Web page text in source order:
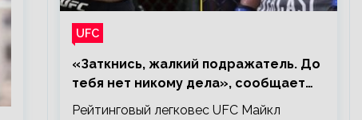
UFC
«Заткнись, жалкий подражатель. До
тебя нет никому дела», сообщает
Майкл Чендлер – о словах Порье
Рейтинговый легковес UFC Майкл